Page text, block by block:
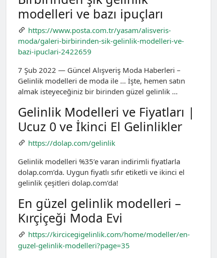
modelleri ve bazı ipuçları
https://www.posta.com.tr/yasam/alisveris-
moda/galeri-birbirinden-sik-gelinlik-modelleri-ve-
bazi-ipuclari-2422659
7 Şub 2022 — Güncel Alışveriş Moda Haberleri –
Gelinlik modelleri de moda ile … İşte, hemen satın
almak isteyeceğiniz bir birinden güzel gelinlik …
Gelinlik Modelleri ve Fiyatları |
Ucuz 0 ve İkinci El Gelinlikler
https://dolap.com/gelinlik
Gelinlik modelleri %35’e varan indirimli fiyatlarla
dolap.com’da. Uygun fiyatlı sıfır etiketli ve ikinci el
gelinlik çeşitleri dolap.com’da!
En güzel gelinlik modelleri –
Kırçiçeği Moda Evi
https://kircicegigelinlik.com/home/modeller/en-
guzel-gelinlik-modelleri?page=35